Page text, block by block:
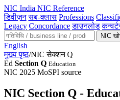
NIC India NIC Reference
डिवीज़न सब-क्लास Professions
Legacy Concordance डाउनलोड
NIC
English
मुख्य पृष्ठ/NIC सेक्शन Q
Ed Section Q Education
NIC 2025 MoSPI source
NIC Section Q -